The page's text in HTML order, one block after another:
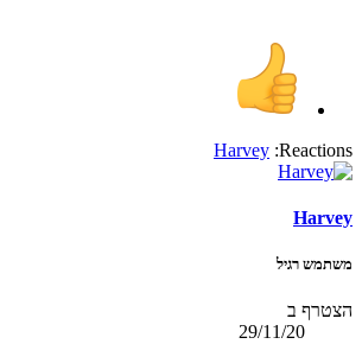
Reactions:
Harvey
Harvey
משתמש רגיל
הצטרף ב
29/11/20